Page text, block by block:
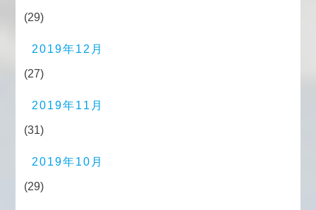
(29)
2019年12月
(27)
2019年11月
(31)
2019年10月
(29)